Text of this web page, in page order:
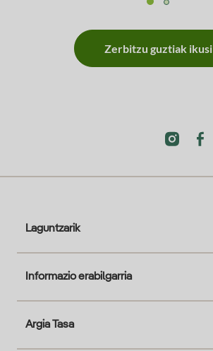
Zerbitzu guztiak ikusi
Laguntzarik
Informazio erabilgarria
Argia Tasa